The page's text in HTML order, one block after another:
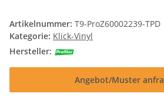
Artikelnummer: T9-ProZ60002239-TPD
Kategorie: Klick-Vinyl
Hersteller:
Angebot/Muster